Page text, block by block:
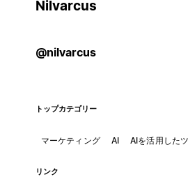
Nilvarcus
@nilvarcus
トップカテゴリー
マーケティング AI AIを活用した
リンク